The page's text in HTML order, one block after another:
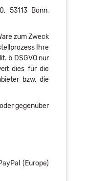
53113 Bonn,
zum Zweck
Ihre
b DSGVO nur
dies für die
bzw. die
gegenüber
(Europe)